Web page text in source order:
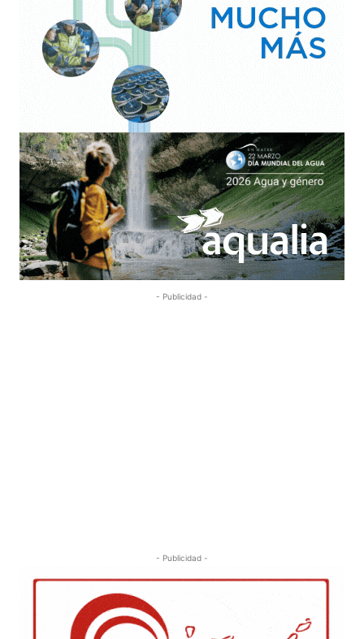
- Publicidad -
- Publicidad -